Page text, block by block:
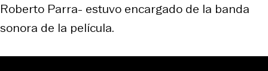
Roberto Parra- estuvo encargado de la banda
sonora de la película.